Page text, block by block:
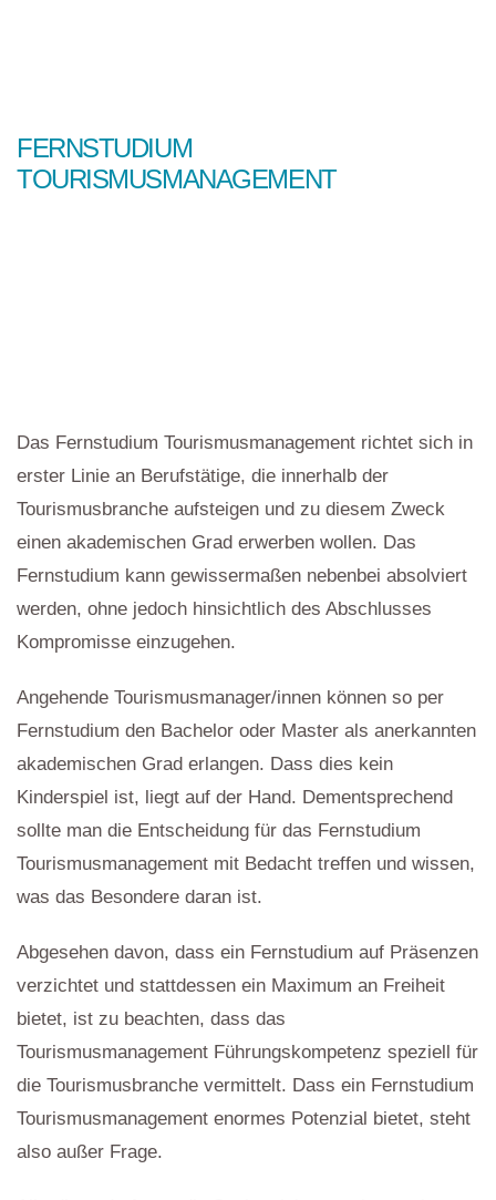
FERNSTUDIUM
TOURISMUSMANAGEMENT
Das Fernstudium Tourismusmanagement richtet sich in
erster Linie an Berufstätige, die innerhalb der
Tourismusbranche aufsteigen und zu diesem Zweck
einen akademischen Grad erwerben wollen. Das
Fernstudium kann gewissermaßen nebenbei absolviert
werden, ohne jedoch hinsichtlich des Abschlusses
Kompromisse einzugehen.
Angehende Tourismusmanager/innen können so per
Fernstudium den Bachelor oder Master als anerkannten
akademischen Grad erlangen. Dass dies kein
Kinderspiel ist, liegt auf der Hand. Dementsprechend
sollte man die Entscheidung für das Fernstudium
Tourismusmanagement mit Bedacht treffen und wissen,
was das Besondere daran ist.
Abgesehen davon, dass ein Fernstudium auf Präsenzen
verzichtet und stattdessen ein Maximum an Freiheit
bietet, ist zu beachten, dass das
Tourismusmanagement Führungskompetenz speziell für
die Tourismusbranche vermittelt. Dass ein Fernstudium
Tourismusmanagement enormes Potenzial bietet, steht
also außer Frage.